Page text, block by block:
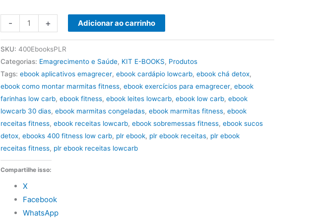
-
+
Receitas
Ebooks
PLR
Fitness
LowCarb
quantidade
+ Adicionar ao carrinho
SKU: 400EbooksPLR
Categorias: Emagrecimento e Saúde, KIT E-BOOKS, Produtos
Tags: ebook aplicativos emagrecer, ebook cardápio lowcarb, ebook chá detox,
ebook como montar marmitas fitness, ebook exercícios para emagrecer, ebook
farinhas low carb, ebook fitness, ebook leites lowcarb, ebook low carb, ebook
lowcarb 30 dias, ebook marmitas congeladas, ebook marmitas fitness, ebook
receitas fitness, ebook receitas lowcarb, ebook sobremessas fitness, ebook sucos
detox, ebooks 400 fitness low carb, plr ebook, plr ebook receitas, plr ebook
receitas fitness, plr ebook receitas lowcarb
Compartilhe isso:
X
Facebook
WhatsApp